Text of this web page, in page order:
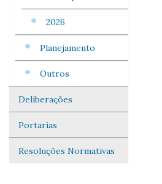
2026
Planejamento
Outros
Deliberações
Portarias
Resoluções Normativas